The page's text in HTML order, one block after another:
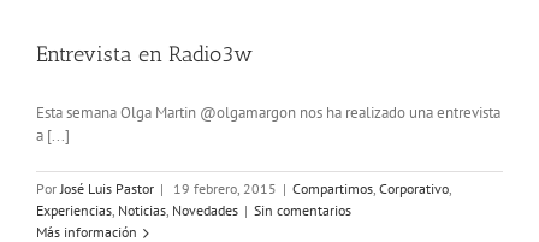
Entrevista en Radio3w
Esta semana Olga Martin @olgamargon nos ha realizado una entrevista
a [...]
Por José Luis Pastor | 19 febrero, 2015 | Compartimos Corporativo
Experiencias Noticias Novedades | Sin comentarios
Más información